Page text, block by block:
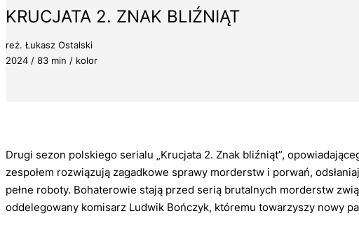
KRUCJATA 2. ZNAK BLIŹNIĄT
reż. Łukasz Ostalski
2024 / 83 min / kolor
Drugi sezon polskiego serialu „Krucjata 2. Znak bliźniąt”,
zespołem rozwiązują zagadkowe sprawy morderstw i porwań,
pełne roboty. Bohaterowie stają przed serią brutalnych morderstw
oddelegowany komisarz Ludwik Bończyk, któremu towarzyszy nowy